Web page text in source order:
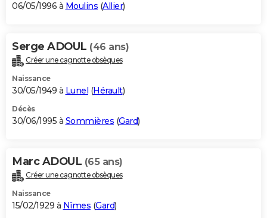
06/05/1996 à Moulins (Allier)
Serge ADOUL (46 ans)
Créer une cagnotte obsèques
Naissance
30/05/1949 à Lunel (Hérault)
Décès
30/06/1995 à Sommières (Gard)
Marc ADOUL (65 ans)
Créer une cagnotte obsèques
Naissance
15/02/1929 à Nîmes (Gard)